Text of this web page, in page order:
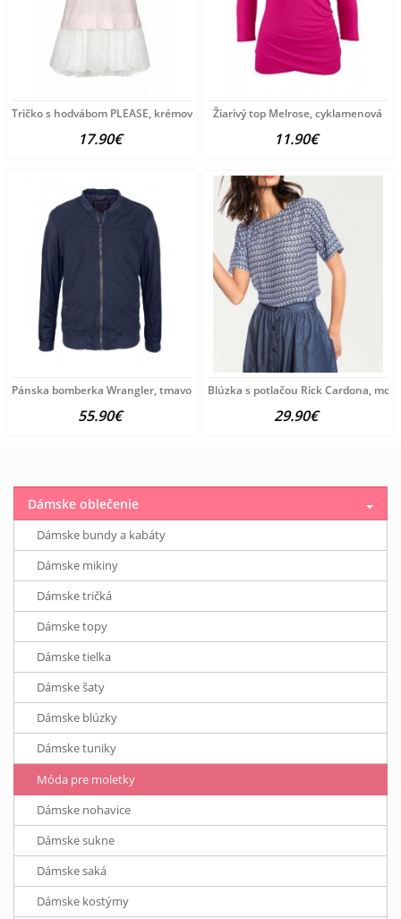
Tričko s hodvábom PLEASE, krémová
17.90€
Žiarivý top Melrose, cyklamenová
11.90€
Pánska bomberka Wrangler, tmavomodrá
55.90€
Blúzka s potlačou Rick Cardona,
29.90€
Dámske oblečenie
Dámske bundy a kabáty
Dámske mikiny
Dámske tričká
Dámske topy
Dámske tielka
Dámske šaty
Dámske blúzky
Dámske tuniky
Móda pre moletky
Dámske nohavice
Dámske sukne
Dámske saká
Dámske kostýmy